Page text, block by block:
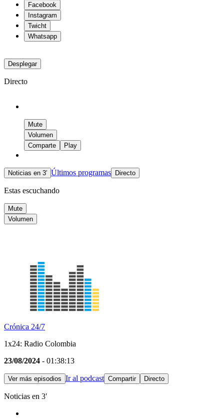
Facebook
Instagram
Twicht
Whatsapp
Desplegar
Directo
Mute
Volumen
Comparte
Play
Noticias en 3′ Últimos programas Directo
Estas escuchando
Mute
Volumen
Crónica 24/7
1x24: Radio Colombia
23/08/2024 - 01:38:13
Ver más episodios Ir al podcast Compartir Directo
Noticias en 3′